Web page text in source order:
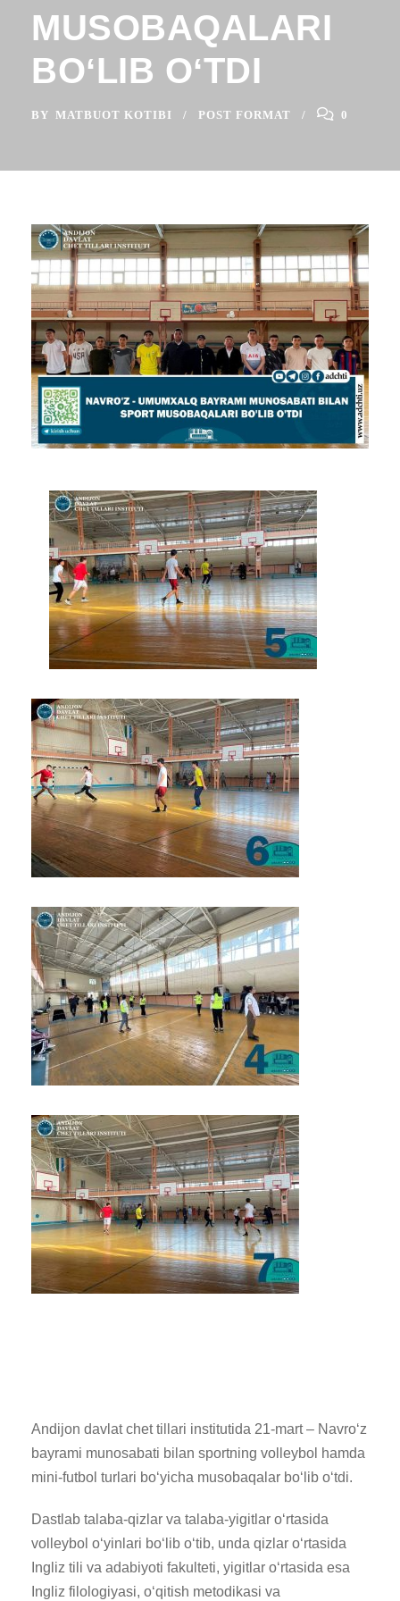
MUSOBAQALARI
BOʻLIB OʻTDI
BY MATBUOT KOTIBI POST FORMAT 0
Andijon davlat chet tillari institutida 21-mart – Navroʻz
bayrami munosabati bilan sportning volleybol hamda
mini-futbol turlari boʻyicha musobaqalar boʻlib oʻtdi.
Dastlab talaba-qizlar va talaba-yigitlar oʻrtasida
volleybol oʻyinlari boʻlib oʻtib, unda qizlar oʻrtasida
Ingliz tili va adabiyoti fakulteti, yigitlar oʻrtasida esa
Ingliz filologiyasi, oʻqitish metodikasi va